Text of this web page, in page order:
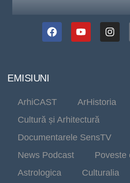
EMISIUNI
ArhiCAST
ArHistoria
Cultură și Arhitectură
Documentarele SensTV
News Podcast
Poveste
Astrologica
Culturalia